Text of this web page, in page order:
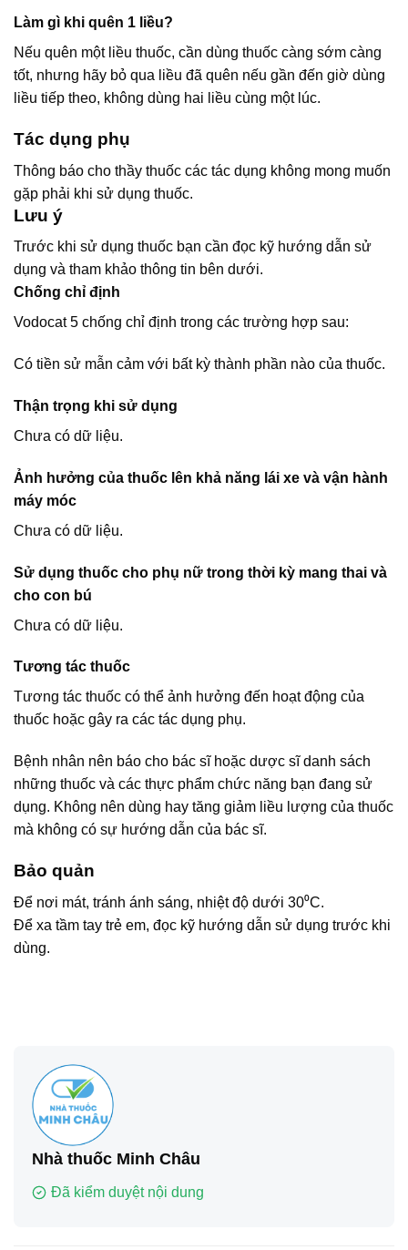
Làm gì khi quên 1 liều?
Nếu quên một liều thuốc, cần dùng thuốc càng sớm càng
tốt, nhưng hãy bỏ qua liều đã quên nếu gần đến giờ dùng
liều tiếp theo, không dùng hai liều cùng một lúc.
Tác dụng phụ
Thông báo cho thầy thuốc các tác dụng không mong muốn
gặp phải khi sử dụng thuốc.
Lưu ý
Trước khi sử dụng thuốc bạn cần đọc kỹ hướng dẫn sử
dụng và tham khảo thông tin bên dưới.
Chống chỉ định
Vodocat 5 chống chỉ định trong các trường hợp sau:
Có tiền sử mẫn cảm với bất kỳ thành phần nào của thuốc.
Thận trọng khi sử dụng
Chưa có dữ liệu.
Ảnh hưởng của thuốc lên khả năng lái xe và vận hành
máy móc
Chưa có dữ liệu.
Sử dụng thuốc cho phụ nữ trong thời kỳ mang thai và
cho con bú
Chưa có dữ liệu.
Tương tác thuốc
Tương tác thuốc có thể ảnh hưởng đến hoạt động của
thuốc hoặc gây ra các tác dụng phụ.
Bệnh nhân nên báo cho bác sĩ hoặc dược sĩ danh sách
những thuốc và các thực phẩm chức năng bạn đang sử
dụng. Không nên dùng hay tăng giảm liều lượng của thuốc
mà không có sự hướng dẫn của bác sĩ.
Bảo quản
Để nơi mát, tránh ánh sáng, nhiệt độ dưới 30⁰C.
Để xa tầm tay trẻ em, đọc kỹ hướng dẫn sử dụng trước khi
dùng.
Nhà thuốc Minh Châu
Đã kiểm duyệt nội dung